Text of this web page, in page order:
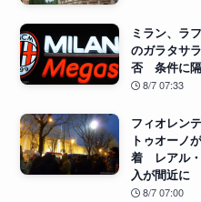
ミラン、ラ
のガラタサ
否 条件に
8/7 07:33
フィオレン
トゥオーノ
着 レアル・
入が間近に
8/7 07:00